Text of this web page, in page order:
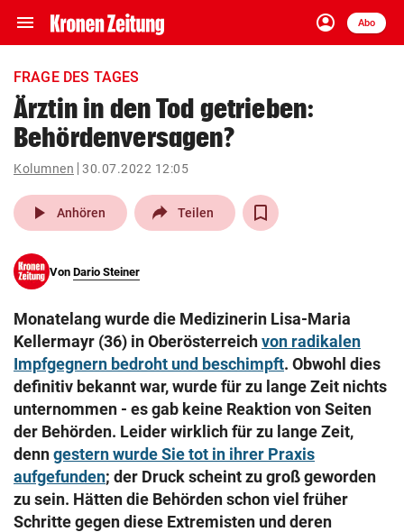
menu Navigation
ein-/ausklappen
account_circle
Anmelden
Abo
close Schließen
account_circle Anmelden
pin_drop
Wien arrow_right
search
eingeben
© Krone Multimedia GmbH & Co KG 2026
Muthgasse 2, 1190 Wien
FRAGE DES TAGES
Ärztin in den Tod getrieben:
Behördenversagen?
Kolumnen 30.07.2022 12:05
play_arrow Anhören Teilen
Von Dario Steiner
Monatelang wurde die Medizinerin Lisa-Maria
Kellermayr (36) in Oberösterreichvon radikalen
Impfgegnern bedroht und beschimpft. Obwohl dies
definitiv bekannt war, wurde für zu lange Zeit nichts
unternommen - es gab keine Reaktion von Seiten
der Behörden. Leider wirklich für zu lange Zeit,
denngestern wurde Sie tot in ihrer Praxis
aufgefunden; der Druck scheint zu groß geworden
zu sein. Hätten die Behörden schon viel früher
Schritte gegen diese Extremisten und deren